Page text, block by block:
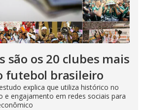
são os 20 clubes mais
futebol brasileiro
explica que utiliza histórico no
e engajamento em redes sociais para